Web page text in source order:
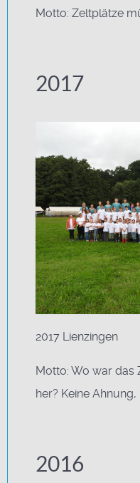
Motto: Zeltplätze
2017
2017 Lienzingen
Motto: Wo war das
her? Keine
2016